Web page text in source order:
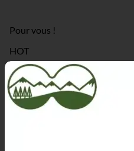
Pour vous !
HOT